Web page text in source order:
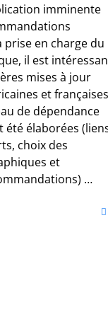
imminente
en charge du
il est
mises à jour
et françaises
de dépendance
été élaborées
choix des
et
…